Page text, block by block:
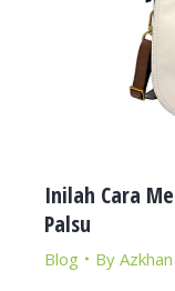
Inilah Cara
Palsu
Blog By